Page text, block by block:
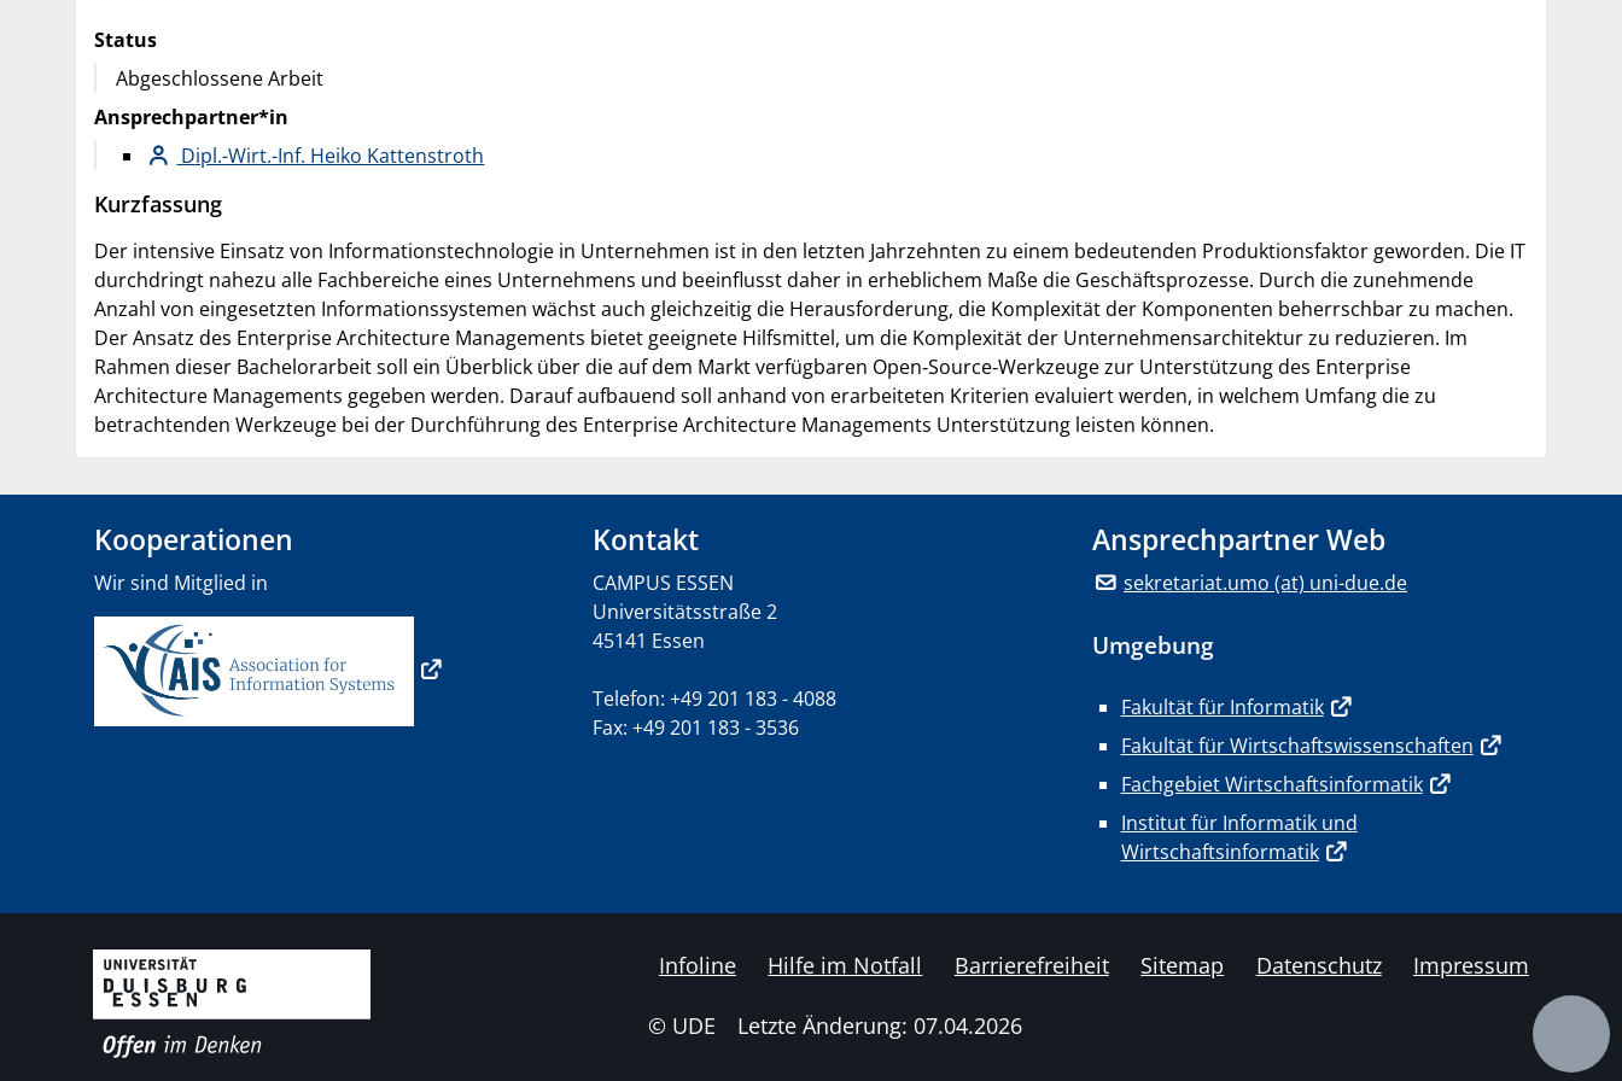
Status
Abgeschlossene Arbeit
Ansprechpartner*in
Dipl.-Wirt.-Inf. Heiko Kattenstroth
Kurzfassung
Der intensive Einsatz von Informationstechnologie in Unternehmen ist in den letzten Jahrzehnten zu einem bedeutenden Produktionsfaktor geworden. Die IT
durchdringt nahezu alle Fachbereiche eines Unternehmens und beeinflusst daher in erheblichem Maße die Geschäftsprozesse. Durch die zunehmende
Anzahl von eingesetzten Informationssystemen wächst auch gleichzeitig die Herausforderung, die Komplexität der Komponenten beherrschbar zu machen.
Der Ansatz des Enterprise Architecture Managements bietet geeignete Hilfsmittel, um die Komplexität der Unternehmensarchitektur zu reduzieren. Im
Rahmen dieser Bachelorarbeit soll ein Überblick über die auf dem Markt verfügbaren Open‐Source‐Werkzeuge zur Unterstützung des Enterprise
Architecture Managements gegeben werden. Darauf aufbauend soll anhand von erarbeiteten Kriterien evaluiert werden, in welchem Umfang die zu
betrachtenden Werkzeuge bei der Durchführung des Enterprise Architecture Managements Unterstützung leisten können.
Kooperationen
Wir sind Mitglied in
Kontakt
CAMPUS ESSEN
Universitätsstraße 2
45141 Essen
Telefon: +49 201 183 - 4088
Fax: +49 201 183 - 3536
Ansprechpartner Web
sekretariat.umo (at) uni-due.de
Umgebung
Fakultät für Informatik
Fakultät für Wirtschaftswissenschaften
Fachgebiet Wirtschaftsinformatik
Institut für Informatik und
Wirtschaftsinformatik
Infoline Hilfe im Notfall Barrierefreiheit Sitemap Datenschutz Impressum
© UDE Letzte Änderung: 07.04.2026